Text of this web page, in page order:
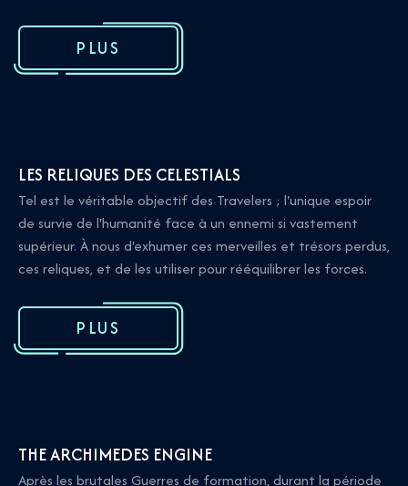
PLUS
LES RELIQUES DES CELESTIALS
Tel est le véritable objectif des Travelers ; l'unique espoir
de survie de l'humanité face à un ennemi si vastement
supérieur. À nous d'exhumer ces merveilles et trésors perdus,
ces reliques, et de les utiliser pour rééquilibrer les forces.
PLUS
THE ARCHIMEDES ENGINE
Après les brutales Guerres de formation, durant la période